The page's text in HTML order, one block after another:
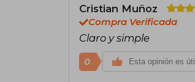
Cristian Muñoz
Compra Verificada
Claro y simple
0 Esta opinión es útil